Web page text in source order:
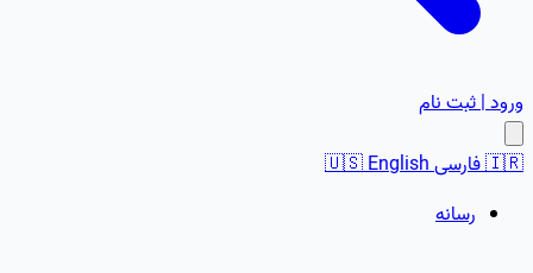
ورود | ثبت نام
🇮🇷فارسی 🇺🇸English
رسانه